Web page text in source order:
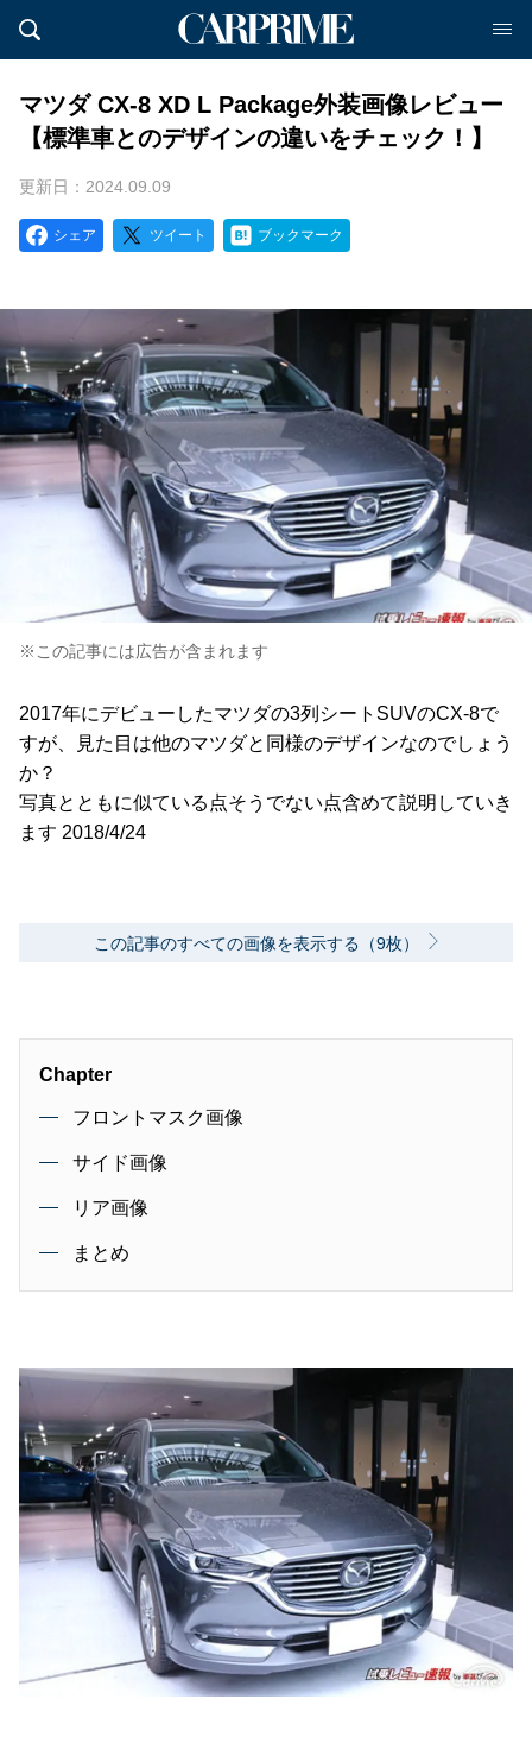
マツダ CX-8 XD L Package外装画像レビュー
【標準車とのデザインの違いをチェック！】
更新日：2024.09.09
シェア ツイート ブックマーク
※この記事には広告が含まれます
2017年にデビューしたマツダの3列シートSUVのCX-8で
すが、見た目は他のマツダと同様のデザインなのでしょう
か？
写真とともに似ている点そうでない点含めて説明していき
ます 2018/4/24
この記事のすべての画像を表示する（9枚）
Chapter
フロントマスク画像
サイド画像
リア画像
まとめ